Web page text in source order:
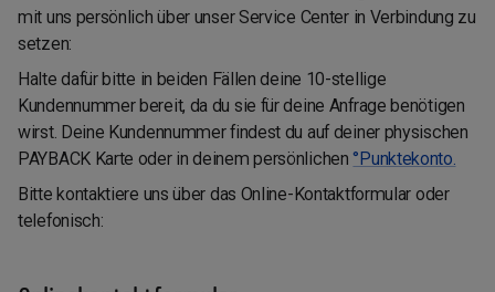
mit uns persönlich über unser Service Center in Verbindung zu
setzen:
Halte dafür bitte in beiden Fällen deine 10-stellige
Kundennummer bereit, da du sie für deine Anfrage benötigen
wirst. Deine Kundennummer findest du auf deiner physischen
PAYBACK Karte oder in deinem persönlichen°Punktekonto.
Bitte kontaktiere uns über das Online-Kontaktformular oder
telefonisch: